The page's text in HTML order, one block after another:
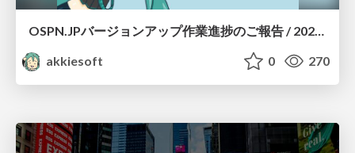
OSPN.JPバージョンアップ作業進捗のご報告 / 20260801-osc26kyoto
akkiesoft
0 270